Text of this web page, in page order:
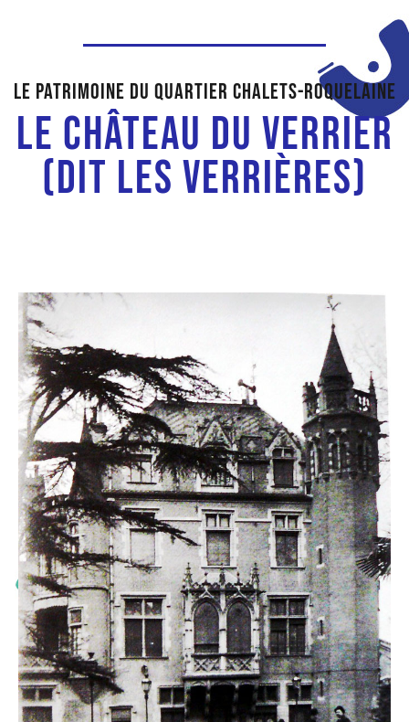
Le patrimoine du quartier chalets-Roquelaine
Le château du Verrier
(dit Les Verrières)